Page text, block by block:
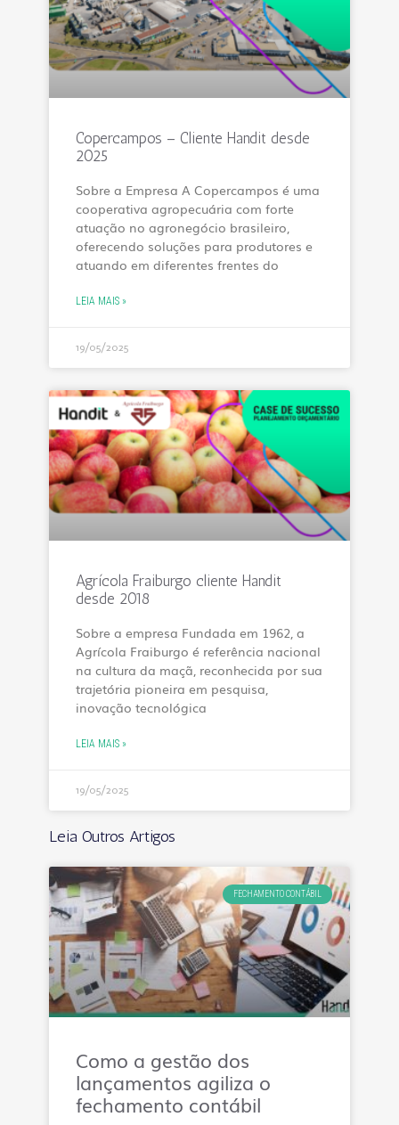
Copercampos – Cliente Handit desde
2025
Sobre a Empresa A Copercampos é uma
cooperativa agropecuária com forte
atuação no agronegócio brasileiro,
oferecendo soluções para produtores e
atuando em diferentes frentes do
LEIA MAIS »
19/05/2025
Agrícola Fraiburgo cliente Handit
desde 2018
Sobre a empresa Fundada em 1962, a
Agrícola Fraiburgo é referência nacional
na cultura da maçã, reconhecida por sua
trajetória pioneira em pesquisa,
inovação tecnológica
LEIA MAIS »
19/05/2025
Leia Outros Artigos
FECHAMENTO CONTÁBIL
Como a gestão dos
lançamentos agiliza o
fechamento contábil